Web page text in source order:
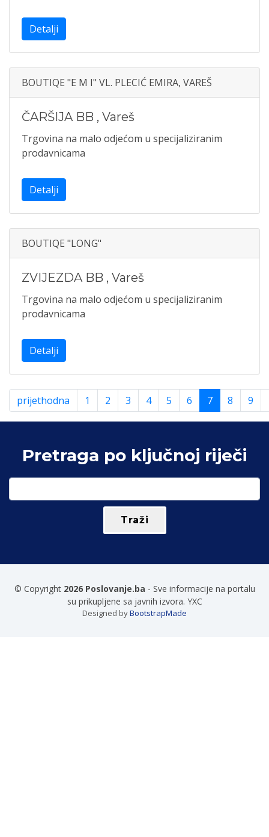
Detalji
BOUTIQE "E M I" VL. PLECIĆ EMIRA, VAREŠ
ČARŠIJA BB , Vareš
Trgovina na malo odjećom u specijaliziranim
prodavnicama
Detalji
BOUTIQE "LONG"
ZVIJEZDA BB , Vareš
Trgovina na malo odjećom u specijaliziranim
prodavnicama
Detalji
prijethodna 1 2 3 4 5 6 7 8 9
Pretraga po ključnoj riječi
© Copyright 2026 Poslovanje.ba - Sve informacije na portalu
su prikupljene sa javnih izvora. YXC
Designed byBootstrapMade